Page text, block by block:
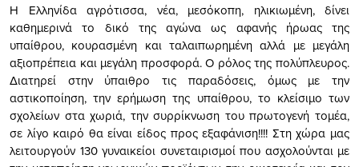
Η Ελληνίδα αγρότισσα, νέα, μεσόκοπη, ηλικιωμένη, δίνει
καθημερινά το δικό της αγώνα ως αφανής ήρωας της
υπαίθρου, κουρασμένη και ταλαιπωρημένη αλλά με μεγάλη
αξιοπρέπεια και μεγάλη προσφορά. Ο ρόλος της πολύπλευρος.
Διατηρεί στην ύπαιθρο τις παραδόσεις, όμως με την
αστικοποίηση, την ερήμωση της υπαίθρου, το κλείσιμο των
σχολείων στα χωριά, την συρρίκνωση του πρωτογενή τομέα,
σε λίγο καιρό θα είναι είδος προς εξαφάνιση!!!! Στη χώρα μας
λειτουργούν 130 γυναικείοι συνεταιρισμοί που ασχολούνται με